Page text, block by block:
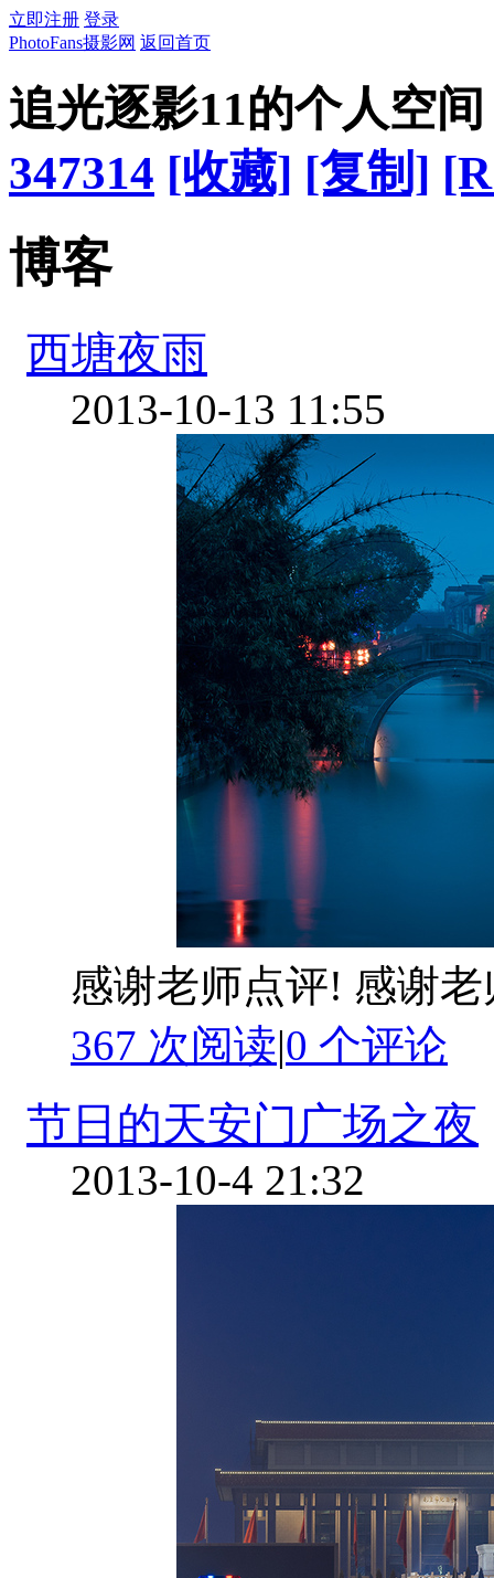
立即注册 登录
PhotoFans摄影网 返回首页
追光逐影11的个人空间
347314 [收藏] [复制]
博客
西塘夜雨
2013-10-13 11:55
感谢老师点评! 感谢
367 次阅读|0 个评论
节日的天安门广场之夜
2013-10-4 21:32